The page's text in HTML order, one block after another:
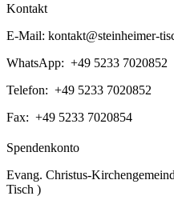
Kontakt
E-Mail: kontakt@steinheimer-
WhatsApp: +49 5233 7020852
Telefon: +49 5233 7020852
Fax: +49 5233 7020854
Spendenkonto
Evang. Christus-
Tisch )